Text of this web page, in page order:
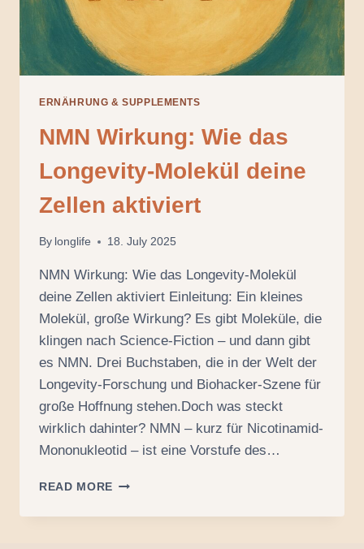
ERNÄHRUNG & SUPPLEMENTS
NMN Wirkung: Wie das
Longevity-Molekül deine
Zellen aktiviert
By longlife 18. July 2025
NMN Wirkung: Wie das Longevity-Molekül
deine Zellen aktiviert Einleitung: Ein kleines
Molekül, große Wirkung? Es gibt Moleküle, die
klingen nach Science-Fiction – und dann gibt
es NMN. Drei Buchstaben, die in der Welt der
Longevity-Forschung und Biohacker-Szene für
große Hoffnung stehen.Doch was steckt
wirklich dahinter? NMN – kurz für Nicotinamid-
Mononukleotid – ist eine Vorstufe des…
READ MORE NMN
WIE